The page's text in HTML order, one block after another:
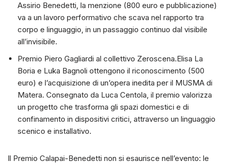
Assirio Benedetti, la menzione (800 euro e pubblicazione)
va a un lavoro performativo che scava nel rapporto tra
corpo e linguaggio, in un passaggio continuo dal visibile
all’invisibile.
Premio Piero Gagliardi al collettivo Zeroscena.Elisa La
Boria e Luka Bagnoli ottengono il riconoscimento (500
euro) e l’acquisizione di un’opera inedita per il MUSMA di
Matera. Consegnato da Luca Centola, il premio valorizza
un progetto che trasforma gli spazi domestici e di
confinamento in dispositivi critici, attraverso un linguaggio
scenico e installativo.
Il Premio Calapai-Benedetti non si esaurisce nell’evento: le